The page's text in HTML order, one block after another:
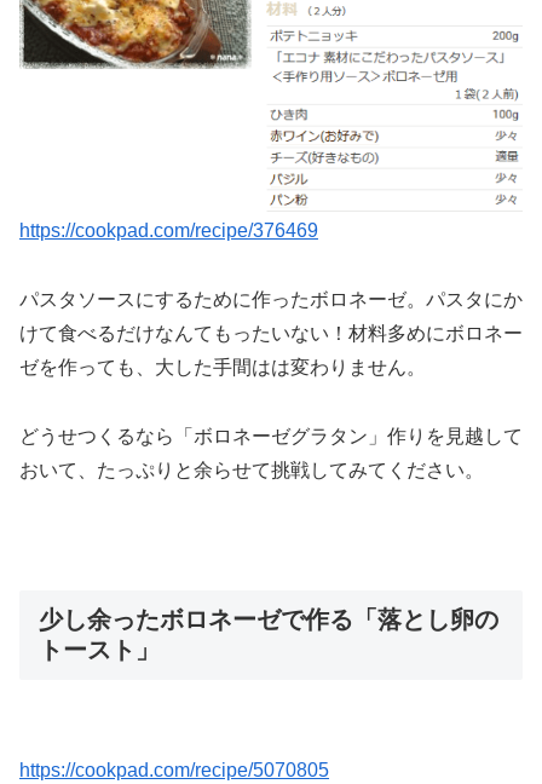
https://cookpad.com/recipe/376469
パスタソースにするために作ったボロネーゼ。パスタにか
けて食べるだけなんてもったいない！材料多めにボロネー
ゼを作っても、大した手間はは変わりません。
どうせつくるなら「ボロネーゼグラタン」作りを見越して
おいて、たっぷりと余らせて挑戦してみてください。
少し余ったボロネーゼで作る「落とし卵の
トースト」
https://cookpad.com/recipe/5070805